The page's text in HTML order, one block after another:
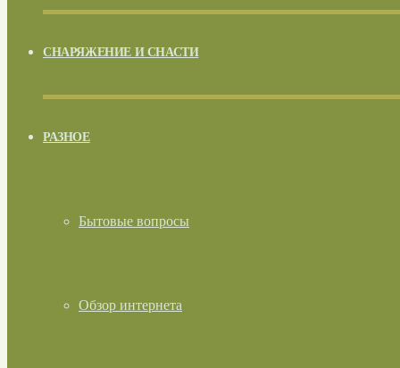
СНАРЯЖЕНИЕ И СНАСТИ
РАЗНОЕ
Бытовые вопросы
Обзор интернета